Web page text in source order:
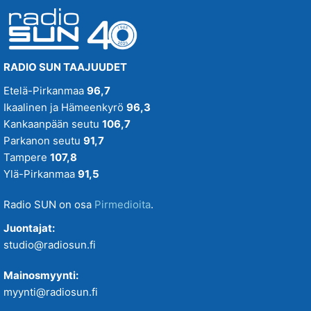
RADIO SUN TAAJUUDET
Etelä-Pirkanmaa 96,7
Ikaalinen ja Hämeenkyrö 96,3
Kankaanpään seutu 106,7
Parkanon seutu 91,7
Tampere 107,8
Ylä-Pirkanmaa 91,5
Radio SUN on osa Pirmedioita.
Juontajat:
studio@radiosun.fi
Mainosmyynti:
myynti@radiosun.fi